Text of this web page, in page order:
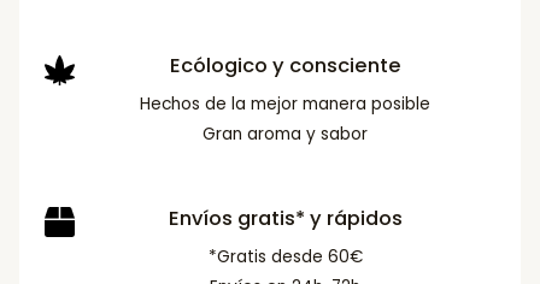
Ecólogico y consciente
Hechos de la mejor manera posible
Gran aroma y sabor
Envíos gratis* y rápidos
*Gratis desde 60€